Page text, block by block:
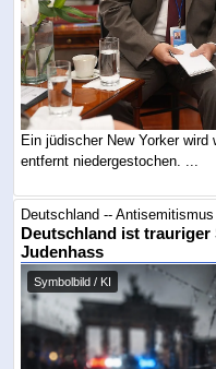
Ein jüdischer New Yorker
entfernt niedergestochen. ...
Deutschland -- Antisemitismus
Deutschland ist
Judenhass
Symbolbild / KI